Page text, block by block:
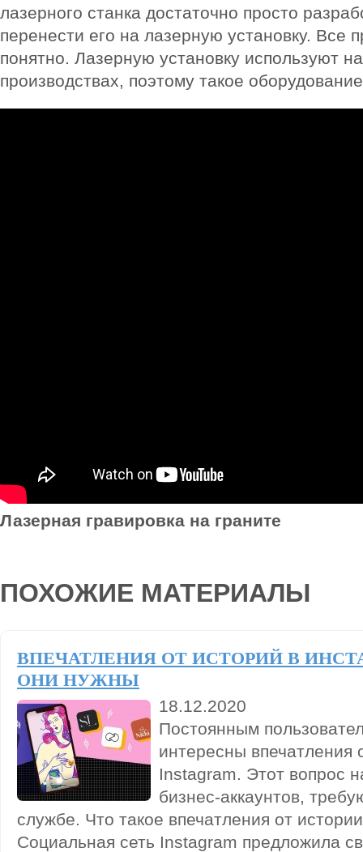
лазерного станка достаточно просто
перенести его на лазерную установку. Все
понятно. Лазерную установку используют
производствах, поэтому такое
Лазерная гравировка на граните
ПОХОЖИЕ МАТЕРИАЛЫ
ВПЕЧАТЛЕНИЯ ОТ ИСТОРИЙ В
ОНИ НУЖНЫ
18.12.2020
Постоянным
интересны впечатления
Instagram. Этот вопрос
бизнес-аккаунтов,
службе. Что такое впечатления от
Социальная сеть Instagram предложила